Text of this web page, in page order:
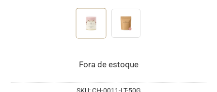
Fora de estoque